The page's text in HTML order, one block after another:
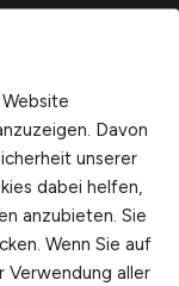
Davon
unserer
dabei helfen,
anzubieten. Sie
Wenn Sie auf
Verwendung aller